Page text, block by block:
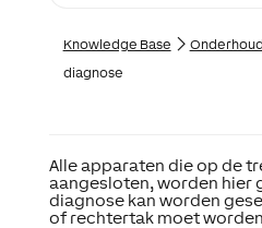
Knowledge Base
diagnose
Alle apparaten die op de
aangesloten, worden hier
diagnose kan worden
of rechtertak moet